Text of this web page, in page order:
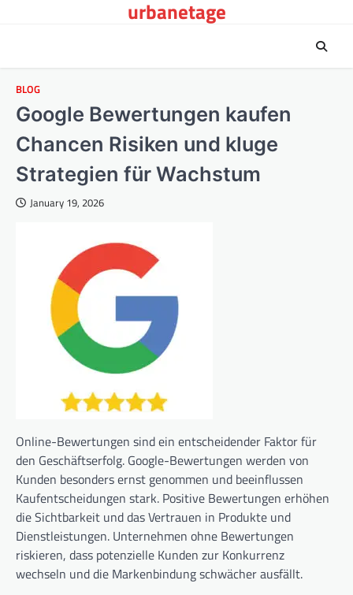
urbanetage
BLOG
Google Bewertungen kaufen
Chancen Risiken und kluge
Strategien für Wachstum
January 19, 2026
Online-Bewertungen sind ein entscheidender Faktor für
den Geschäftserfolg. Google-Bewertungen werden von
Kunden besonders ernst genommen und beeinflussen
Kaufentscheidungen stark. Positive Bewertungen erhöhen
die Sichtbarkeit und das Vertrauen in Produkte und
Dienstleistungen. Unternehmen ohne Bewertungen
riskieren, dass potenzielle Kunden zur Konkurrenz
wechseln und die Markenbindung schwächer ausfällt.